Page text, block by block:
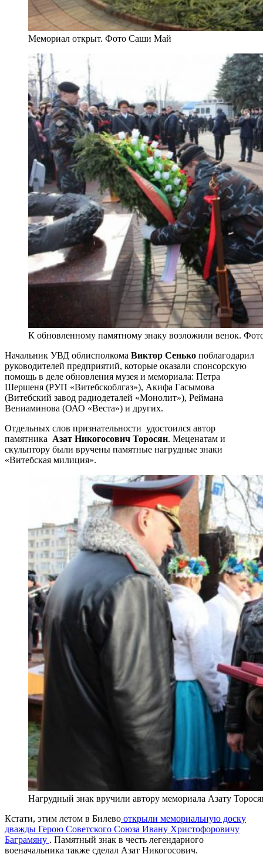
Мемориал открыт. Фото Саши Май
К обновленному памятному знаку возложили венок.
Начальник УВД облисполкома Виктор Сенько поблагодарил
руководителей предприятий, которые оказали спонсорскую
помощь в деле обновления музея и мемориала: Петра
Шершеня (РУП «Витебскоблгаз»), Акифа Гасымова
(Витебский завод радиодеталей «Монолит»), Реймана
Вениаминова (ОАО «Веста») и других.
Отдельных слов признательности удостоился автор
памятника Азат Никогосович Торосян. Меценатам и
скульптору были вручены памятные нагрудные знаки
«Витебская милиция».
Нагрудный знак вручили автору мемориала Азату
Кстати, этим летом в Билево открыли мемориальную доску
дважды Герою Советского Союза Ивану Христофоровичу
Баграмяну . Памятный знак в честь легендарного
военачальника также сделал Азат Никогосович.